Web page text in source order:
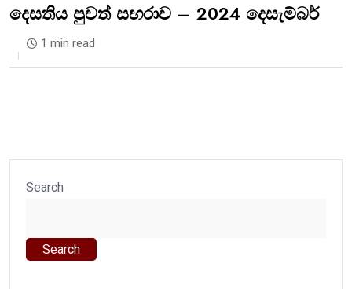
දෙසතිය පුවත් සඟරාව – 2024 දෙසැම්බර්
1 min read
Search
Search